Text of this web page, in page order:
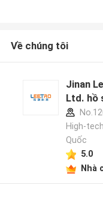
Về chúng tôi
Jinan
Ltd. hồ
High-
Quốc
5.0
Nhà